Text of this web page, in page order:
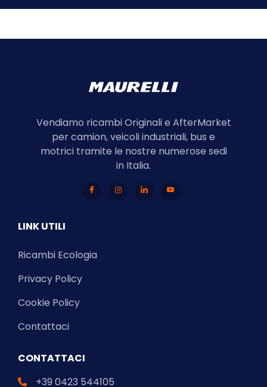
Vendiamo ricambi Originali e AfterMarket
per camion, veicoli industriali, bus e
motrici tramite le nostre numerose sedi
in Italia.
LINK UTILI
Ricambi Ecologia
Privacy Policy
Cookie Policy
Contattaci
CONTATTACI
+39 0423 544105